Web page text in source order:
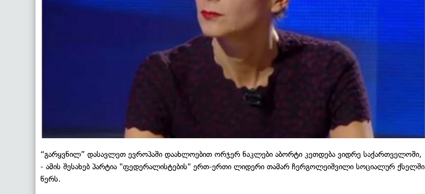
“გარყვნილ” დასავლეთ ევროპაში დაახლოებით ორჯერ ნაკლები აბორტი კეთდება ვიდრე საქართველოში,
- ამის შესახებ პარტია "ფედერალისტების" ერთ-ერთი ლიდერი თამარ ჩერგოლეიშვილი სოციალურ ქსელში
წერს.